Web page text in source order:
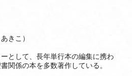
きこ）
として、長年単行本の編集に携わ
関係の本を多数著作している。